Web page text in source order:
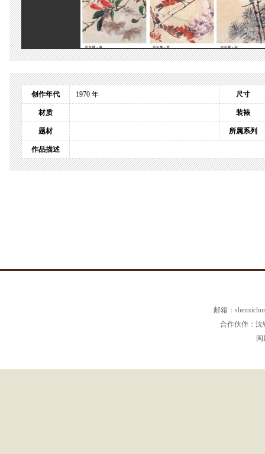
创作年代 1970 年 尺寸
材质 装裱
题材 所属系列
作品描述
邮箱：
合作伙伴：
闽